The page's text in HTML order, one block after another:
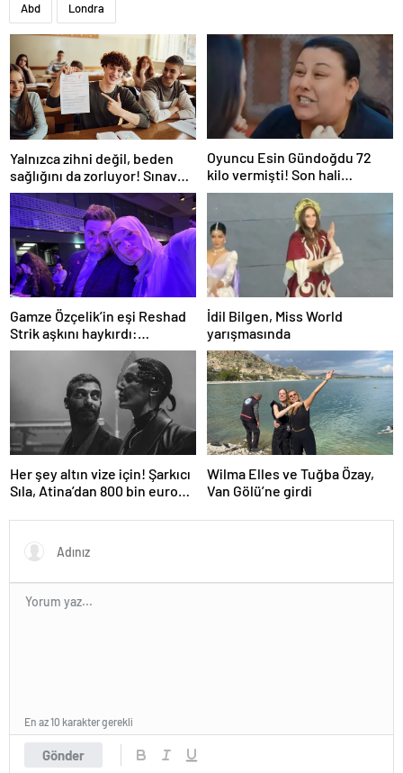
Abd Londra
Yalnızca zihni değil, beden
sağlığını da zorluyor! Sınavda
başarı tabakta başlıyor
Oyuncu Esin Gündoğdu 72
kilo vermişti! Son hali
gündem oldu
Gamze Özçelik’in eşi Reshad
Strik aşkını haykırdı:
“Cennetim”
İdil Bilgen, Miss World
yarışmasında
Her şey altın vize için! Şarkıcı
Sıla, Atina’dan 800 bin euro
Wilma Elles ve Tuğba Özay,
Van Gölü’ne girdi
Gönder
En az 10 karakter gerekli